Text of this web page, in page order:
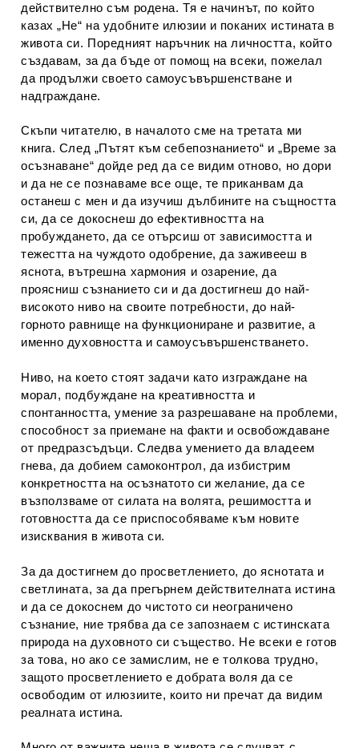
действително съм родена. Тя е начинът, по който
казах „Не“ на удобните илюзии и поканих истината в
живота си. Поредният наръчник на личността, който
създавам, за да бъде от помощ на всеки, пожелал
да продължи своето самоусъвършенстване и
надграждане.
Скъпи читателю, в началото сме на третата ми
книга. След „Пътят към себепознанието“ и „Време за
осъзнаване“ дойде ред да се видим отново, но дори
и да не се познаваме все още, те приканвам да
останеш с мен и да изучиш дълбините на същността
си, да се докоснеш до ефективността на
пробуждането, да се отърсиш от зависимостта и
тежестта на чуждото одобрение, да заживееш в
яснота, вътрешна хармония и озарение, да
проясниш съзнанието си и да достигнеш до най-
високото ниво на своите потребности, до най-
горното равнище на функциониране и развитие, а
именно духовността и самоусъвършенстването.
Ниво, на което стоят задачи като изграждане на
морал, подбуждане на креативността и
спонтанността, умение за разрешаване на проблеми,
способност за приемане на факти и освобождаване
от предразсъдъци. Следва умението да владеем
гнева, да добием самоконтрол, да избистрим
конкретността на осъзнатото си желание, да се
възползваме от силата на волята, решимостта и
готовността да се приспособяваме към новите
изисквания в живота си.
За да достигнем до просветлението, до яснотата и
светлината, за да прегърнем действителната истина
и да се докоснем до чистото си неограничено
съзнание, ние трябва да се запознаем с истинската
природа на духовното си същество. Не всеки е готов
за това, но ако се замислим, не е толкова трудно,
защото просветлението е добрата воля да се
освободим от илюзиите, които ни пречат да видим
реалната истина.